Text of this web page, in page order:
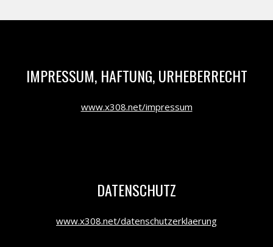
IMPRESSUM, HAFTUNG, URHEBERRECHT
www.x308.net/impressum
DATENSCHUTZ
www.x308.net/datenschutzerklaerung